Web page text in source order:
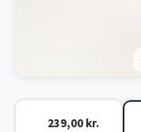
239,00 kr.